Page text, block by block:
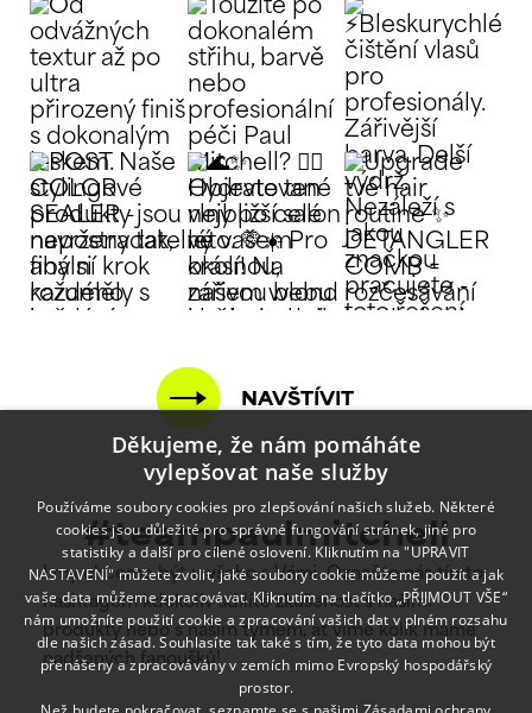
NAVŠTÍVIT
#teampaulmitchell
I my chceme být u všeho s Vámi. Označte nás tímto
hashtagem kdekoliv sdílíte zkušenost s našimi
produkty nebo s naším týmem, ať víme kolik máme
nadšených fanoušků!
Děkujeme, že nám pomáháte
vylepšovat naše služby
Používáme soubory cookies pro zlepšování našich služeb. Některé
cookies jsou důležité pro správné fungování stránek, jiné pro
statistiky a další pro cílené oslovení. Kliknutím na "UPRAVIT
NASTAVENÍ" můžete zvolit, jaké soubory cookie můžeme použít a jak
vaše data můžeme zpracovávat. Kliknutím na tlačítko „PŘIJMOUT VŠE“
nám umožníte použití cookie a zpracování vašich dat v plném rozsahu
dle našich zásad. Souhlasíte tak také s tím, že tyto data mohou být
přenášeny a zpracovávány v zemích mimo Evropský hospodářský
prostor.